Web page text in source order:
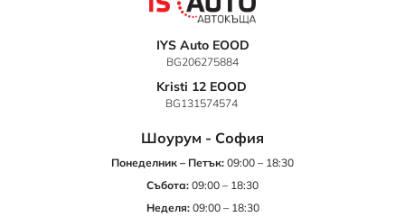
IYS Auto EOOD
BG206275884
Kristi 12 EOOD
BG131574574
Шоурум - София
Понеделник – Петък: 09:00 – 18:30
Събота: 09:00 – 18:30
Неделя:09:00 – 18:30